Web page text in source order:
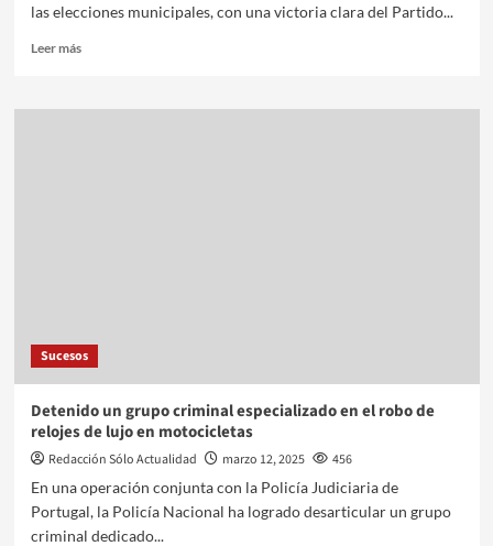
las elecciones municipales, con una victoria clara del Partido...
Leer más
Sucesos
Detenido un grupo criminal especializado en el robo de
relojes de lujo en motocicletas
Redacción Sólo Actualidad marzo 12, 2025
456
En una operación conjunta con la Policía Judiciaria de
Portugal, la Policía Nacional ha logrado desarticular un grupo
criminal dedicado...